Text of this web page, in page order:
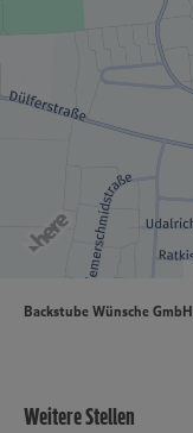
Backstube Wünsche GmbH
Weitere Stellen